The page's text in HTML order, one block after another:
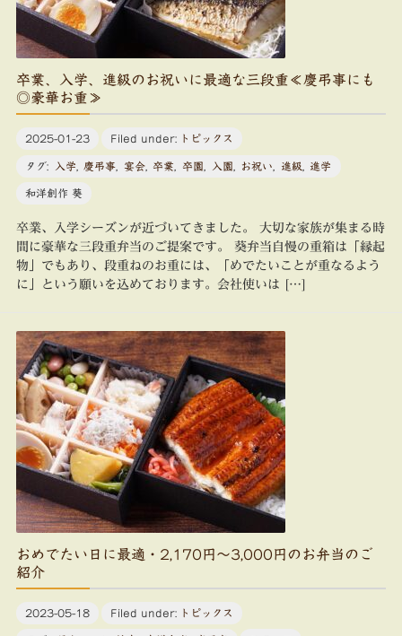
卒業、入学、進級のお祝いに最適な三段重≪慶弔事にも
◎豪華お重≫
2025-01-23 Filed under: トピックス
タグ: 入学 慶弔事 宴会, 卒業 卒園 入園 お祝い 進級 進学
和洋創作 葵
卒業、入学シーズンが近づいてきました。 大切な家族が集まる時
間に豪華な三段重弁当のご提案です。 葵弁当自慢の重箱は「縁起
物」でもあり、段重ねのお重には、「めでたいことが重なるよう
に」という願いを込めております。会社使いは […]
おめでたい日に最適・2,170円～3,000円のお弁当のご
紹介
2023-05-18 Filed under: トピックス